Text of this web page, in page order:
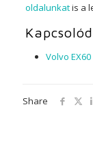
oldalunkatis a
Volvo
Share